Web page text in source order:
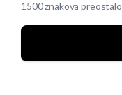
1500 znakova preostalo